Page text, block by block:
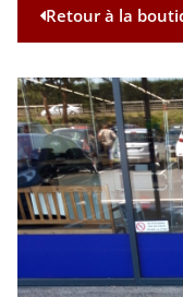
Retour à la